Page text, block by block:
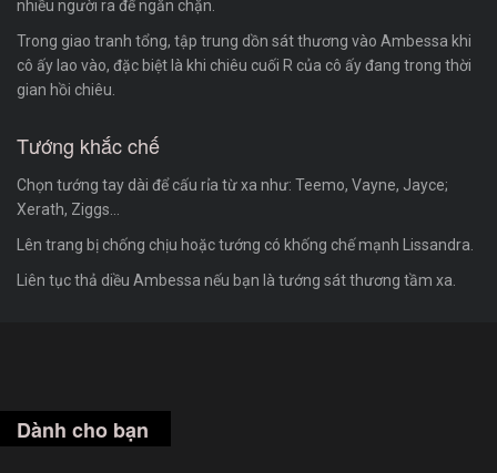
nhiều người ra để ngăn chặn.
Trong giao tranh tổng, tập trung dồn sát thương vào Ambessa khi
cô ấy lao vào, đặc biệt là khi chiêu cuối R của cô ấy đang trong thời
gian hồi chiêu.
Tướng khắc chế
Chọn tướng tay dài để cấu rỉa từ xa như: Teemo, Vayne, Jayce;
Xerath, Ziggs...
Lên trang bị chống chịu hoặc tướng có khống chế mạnh Lissandra.
Liên tục thả diều Ambessa nếu bạn là tướng sát thương tầm xa.
Dành cho bạn